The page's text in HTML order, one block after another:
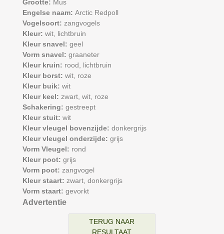
Grootte: Mus
Engelse naam: Arctic Redpoll
Vogelsoort: zangvogels
Kleur: wit, lichtbruin
Kleur snavel: geel
Vorm snavel: graaneter
Kleur kruin: rood,
lichtbruin
Kleur borst: wit, roze
Kleur buik: wit
Kleur keel: zwart, wit, roze
Schakering: gestreept
Kleur stuit: wit
Kleur vleugel bovenzijde: donkergrijs
Kleur vleugel onderzijde: grijs
Vorm Vleugel: rond
Kleur poot: grijs
Vorm poot: zangvogel
Kleur staart: zwart, donkergrijs
Vorm staart: gevorkt
Advertentie
TERUG NAAR
RESULTAAT